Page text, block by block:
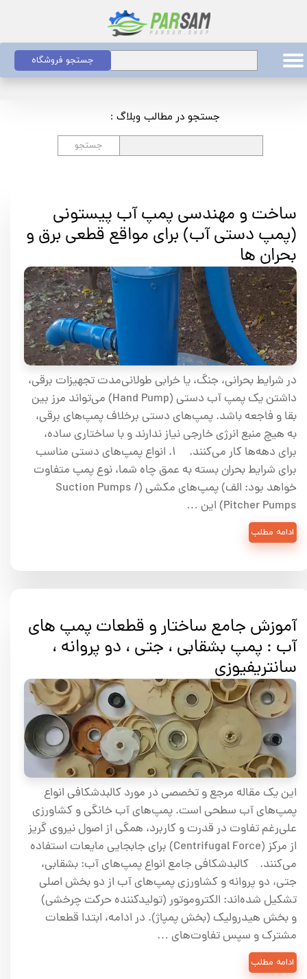
جستجو فروشگاه
جستجو
جستجو در مطالب وبلاگ :
ساخت و مهندسی پمپ آب پیستونی
(پمپ دستی آب) برای مواقع قطعی برق و
بحران ها
در شرایط بحرانی، جنگ، یا خرابی طولانی‌مدت تجهیزات برقی،
داشتن یک پمپ آب دستی (Hand Pump) می‌تواند مرز بین
بقا و فاجعه باشد. پمپ‌های دستی برخلاف پمپ‌های برقی،
به هیچ منبع انرژی خارجی نیاز ندارند و با ساختاری ساده،
برای دهه‌ها کار می‌کنند. ۱. انواع پمپ‌های دستی مناسب
برای شرایط بحران بسته به عمق چاه شما، نوع پمپ متفاوت
خواهد بود: الف) پمپ‌های مکشی (Suction Pumps /
Pitcher Pumps) این …
ادامه مطلب
آموزش جامع ساختار و قطعات پمپ های
آب : پمپ بشقابی ، جتی ، دو پروانه ،
سانتریفیوزی
این یک مقاله مرجع و تخصصی در مورد کالبدشکافی انواع
پمپ‌های آب سطحی است. پمپ‌های آب خانگی و کشاورزی
علی‌رغم تفاوت در قدرت و کاربرد، همگی از اصول نیروی گریز
از مرکز (Centrifugal Force) برای جابجایی مایعات استفاده
می‌کنند. کالبدشکافی جامع انواع پمپ‌های آب: بشقابی،
جتی، دو پروانه و کشاورزی پمپ‌های آب از دو بخش اصلی
تشکیل شده‌اند: الکتروموتور (تولیدکننده حرکت چرخشی)
و بخش هیدرولیک (بخش پمپاژ). در ادامه، ابتدا قطعات
مشترک و سپس تفاوت‌های …
ادامه مطلب